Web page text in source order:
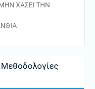
ΧΑΣΕΙ ΤΗΝ
Μεθοδολογίες